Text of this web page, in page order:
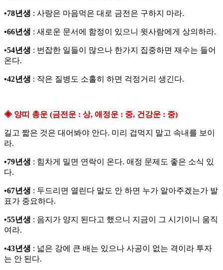
•78년생 : 사랑은 마음먹은 대로 금전은 구하지 마라.
•66년생 : 새로운 문서에 함정이 있으니 윗사람에게 상의하라.
•54년생 : 번잡한 일들이 많으나 한가지 집중하면 재수는 들어
온다.
•42년생 : 작은 질병도 소홀히 하면 걱정거리 생긴다.
◈ 양띠 총운 (금전운 : 상, 애정운 : 중, 건강운 : 중)
길고 짧은 것은 대어봐야 안다. 미리 겁먹지 말고 속내를 보이
라.
•79년생 : 힘차게 밀면 연락이 온다. 애정 문제도 좋은 소식 있
다.
•67년생 : 두드리면 열린다 말도 안 하면 누가 알아주겠는가 발
표가 중요하다.
•55년생 : 음지가 양지 된다고 했으니 지금이 그 시기이니 움직
여라.
•43년생 : 넓은 강에 큰 배는 있으나 사공이 없는 격이라 투자
는 안 된다.